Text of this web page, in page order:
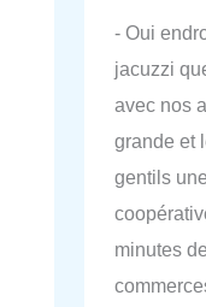
- Oui
jacuzzi
avec nos
grande et
gentils
minutes